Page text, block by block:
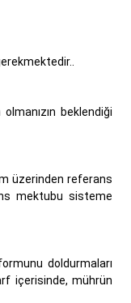
beklendiği
üzerinden referans
mektubu sisteme
doldurmaları
içerisinde, mührün